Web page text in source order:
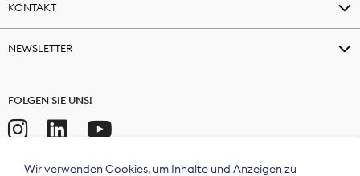
KONTAKT
NEWSLETTER
FOLGEN SIE UNS!
Wir verwenden Cookies, um Inhalte und Anzeigen zu